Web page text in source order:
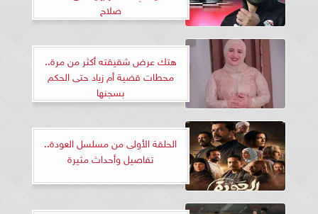
صلاح
هتك عرض شقيقته أكثر من مرة..
محطات قضية أم زياد حتى الحكم
بسجنها
الحلقة الأولى من مسلسل العودة..
تفاصيل وأحداث مثيرة